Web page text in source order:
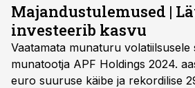
Majandustulemused |
investeerib kasvu
Vaatamata munaturu volatiilsusele
munatootja APF Holdings 2024.
euro suuruse käibe ja rekordilise